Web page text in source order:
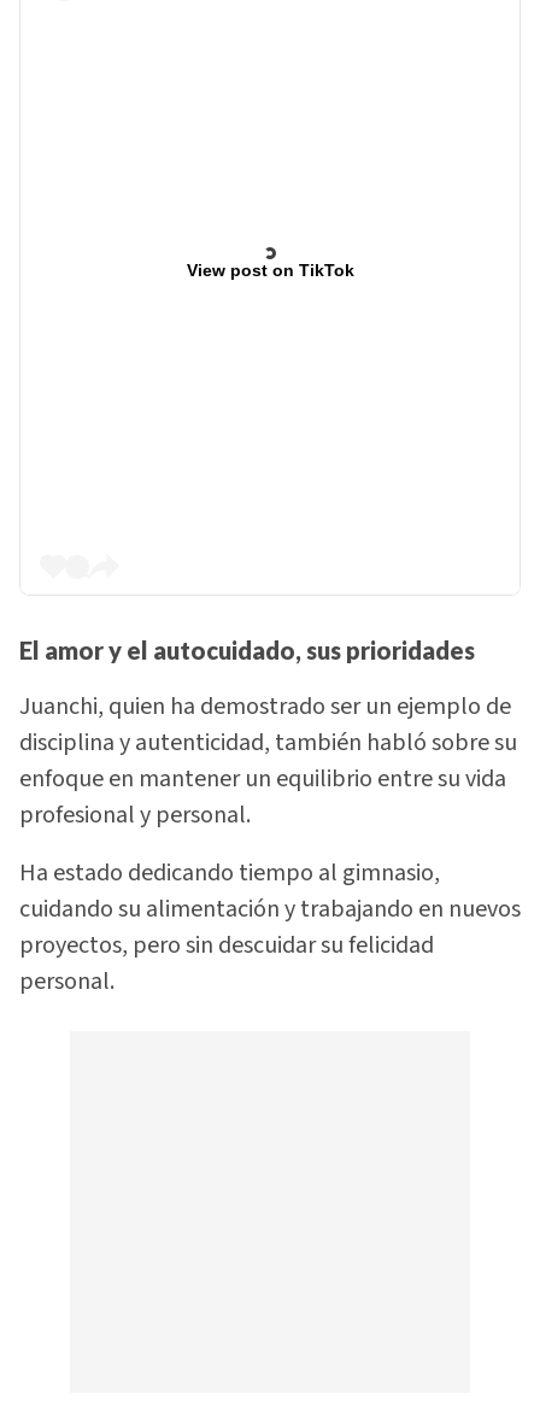
View post on TikTok
El amor y el autocuidado, sus prioridades
Juanchi, quien ha demostrado ser un ejemplo de
disciplina y autenticidad, también habló sobre su
enfoque en mantener un equilibrio entre su vida
profesional y personal.
Ha estado dedicando tiempo al gimnasio,
cuidando su alimentación y trabajando en nuevos
proyectos, pero sin descuidar su felicidad
personal.